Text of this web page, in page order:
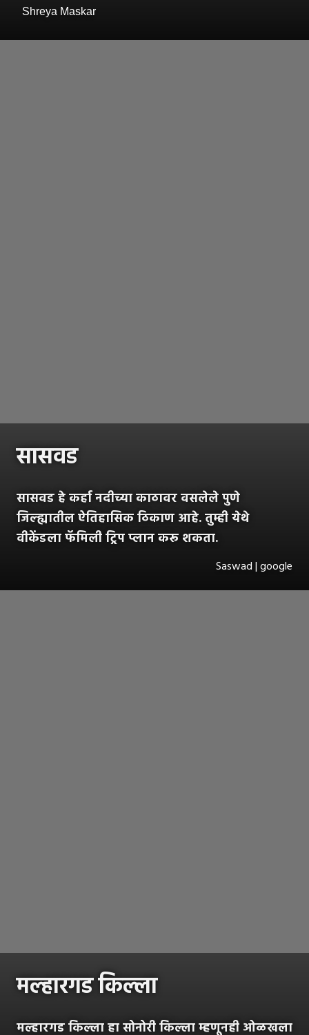
Shreya Maskar
सासवड
सासवड हे कर्हा नदीच्या काठावर वसलेले पुणे
जिल्ह्यातील ऐतिहासिक ठिकाण आहे. तुम्ही येथे
वीकेंडला फॅमिली ट्रिप प्लान करू शकता.
Saswad | google
मल्हारगड किल्ला
मल्हारगड किल्ला हा सोनोरी किल्ला म्हणूनही ओळखला